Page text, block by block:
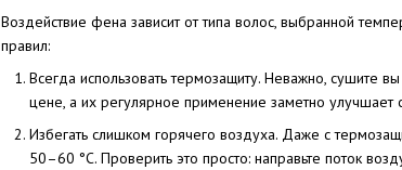
Воздействие фена зависит от типа волос, выбранной
правил:
Всегда использовать термозащиту. Неважно, сушите
цене, а их регулярное применение заметно улучшает
Избегать слишком горячего воздуха. Даже с
50–60 °C. Проверить это просто: направьте поток